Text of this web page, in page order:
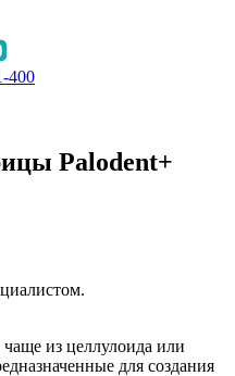
400
Palodent+
из целлулоида или
для создания